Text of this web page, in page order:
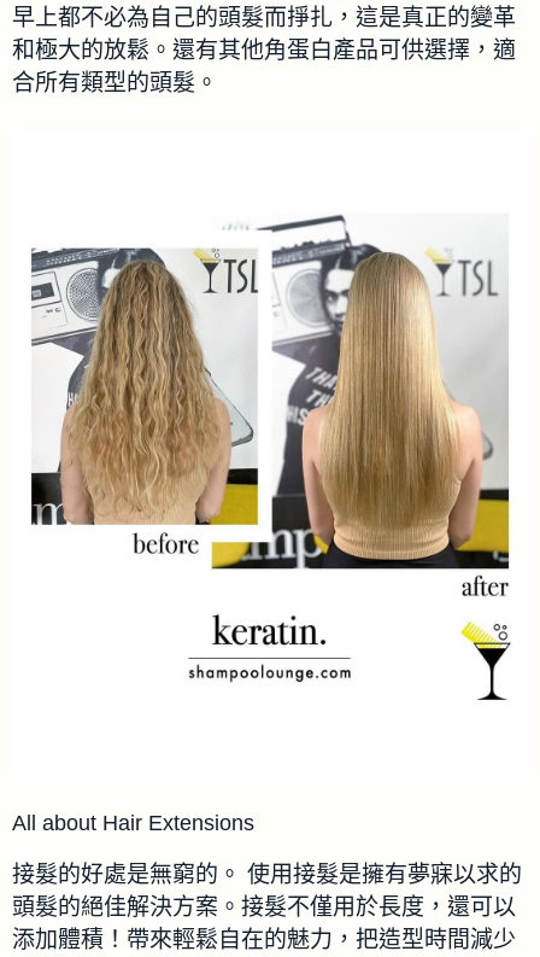
早上都不必為自己的頭髮而掙扎，這是真正的變革
和極大的放鬆。還有其他角蛋白產品可供選擇，適
合所有類型的頭髮。
All about Hair Extensions
接髮的好處是無窮的。 使用接髮是擁有夢寐以求的
頭髮的絕佳解決方案。接髮不僅用於長度，還可以
添加體積！帶來輕鬆自在的魅力，把造型時間減少